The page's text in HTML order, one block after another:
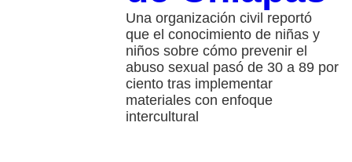
Una organización civil reportó
que el conocimiento de niñas y
niños sobre cómo prevenir el
abuso sexual pasó de 30 a 89 por
ciento tras implementar
materiales con enfoque
intercultural